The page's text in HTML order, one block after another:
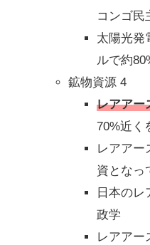
コンゴ民
太陽光発
ルで約
鉱物資源 4
レアアー
70%近く
レアアー
資となっ
日本の
政学
レアアー